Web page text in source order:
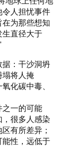
人担忧事件
为那些想知
直径大于
：干沙洞坍
塌将人掩
化碳中毒、
一的可能
很多人感染
有所差异；
性，远低于